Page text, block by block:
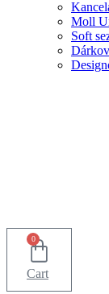
Moll
Soft
0
Cart